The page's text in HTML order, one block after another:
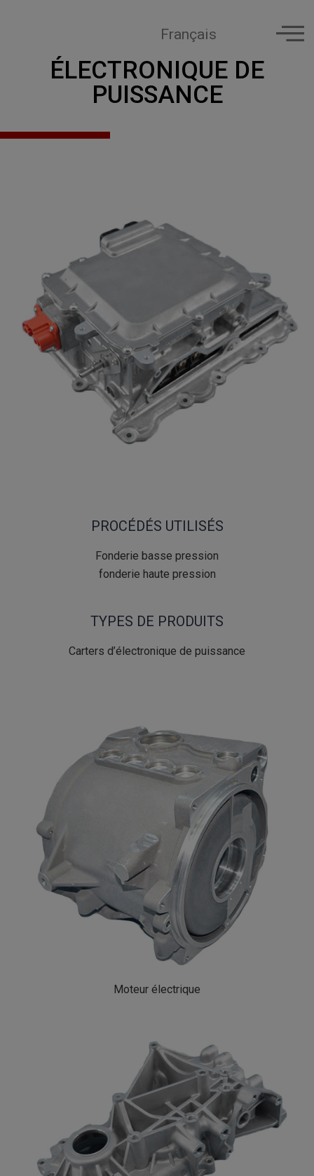
Français
ÉLECTRONIQUE DE
PUISSANCE
PROCÉDÉS UTILISÉS
Fonderie basse pression
fonderie haute pression
TYPES DE PRODUITS
Carters d’électronique de puissance
Moteur électrique